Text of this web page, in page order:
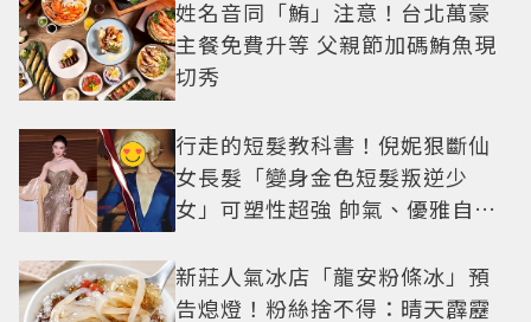
姓名音同「鮪」注意！台北萬豪
主餐免費升等 父親節加碼鮪魚現
切秀
行走的短髮教科書！倪妮狠斷仙
女長髮「變身金色短髮叛逆少
女」可塑性超強 帥氣、優雅自由
新莊人氣冰店「龍安粉條冰」預
告熄燈！粉絲捨不得：晴天霹靂